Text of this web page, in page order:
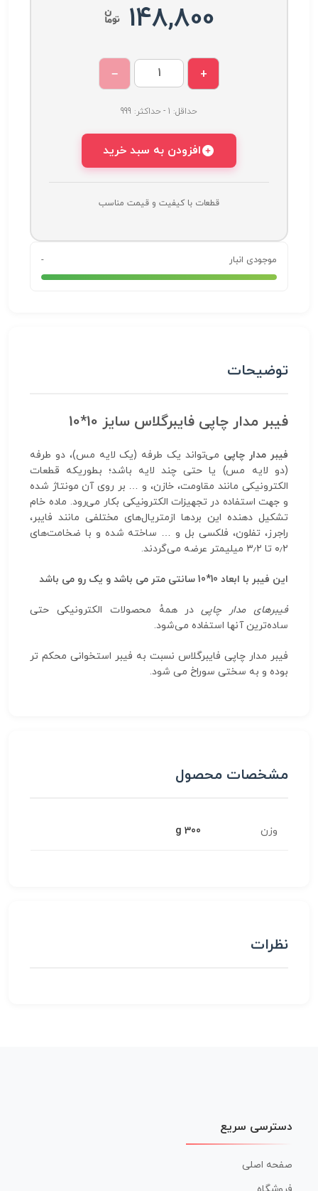
148,800
+
−
حداقل: 1 - حداکثر: 999
افزودن به سبد خرید
قطعات با کیفیت و قیمت مناسب
موجودی انبار -
توضیحات
فیبر مدار چاپی فایبرگلاس سایز 10*10
فیبر مدار چاپی می‌تواند یک طرفه (یک لایه مس)، دو طرفه
(دو لایه مس) یا حتی چند لایه باشد؛ بطوریکه قطعات
الکترونیکی مانند مقاومت، خازن، و … بر روی آن مونتاژ شده
و جهت استفاده در تجهیزات الکترونیکی بکار می‌رود. ماده خام
تشکیل دهنده این بردها ازمتریال‌های مختلفی مانند فایبر،
راجرز، تفلون، فلکسی بل و … ساخته شده و با ضخامت‌های
۰٫۲ تا ۳٫۲ میلیمتر عرضه می‌گردند.
این فیبر با ابعاد 10*10 سانتی متر می باشد و یک رو می باشد
فیبرهای مدار چاپیدر همهٔ محصولات الکترونیکی حتی
ساده‌ترین آنها استفاده می‌شود.
فیبر مدار چاپی فایبرگلاس نسبت به فیبر استخوانی محکم تر
بوده و به سختی سوراخ می شود.
مشخصات محصول
وزن 300 g
نظرات
دسترسی سریع
صفحه اصلی